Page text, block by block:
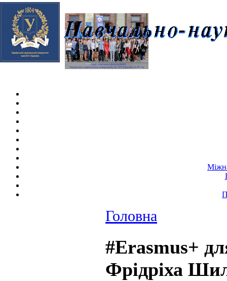
Skip navigation
Головна
#Erasmus+
Фрідріха